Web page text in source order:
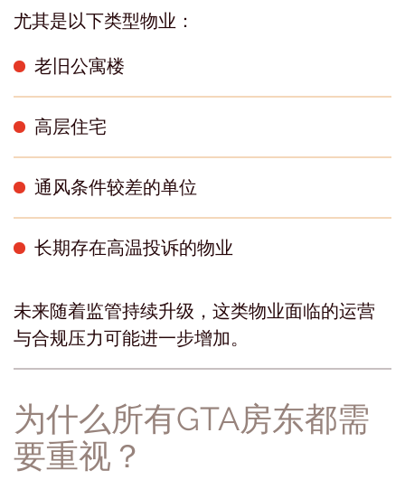
尤其是以下类型物业：
老旧公寓楼
高层住宅
通风条件较差的单位
长期存在高温投诉的物业
未来随着监管持续升级，这类物业面临的运营
与合规压力可能进一步增加。
为什么所有GTA房东都需
要重视？